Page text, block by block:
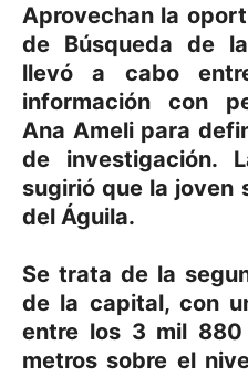
Aprovechan la
de Búsqueda de
llevó a cabo
información con
Ana Ameli para
de investigación.
sugirió que la joven
del Águila.
Se trata de la
de la capital, con
entre los 3 mil
metros sobre el